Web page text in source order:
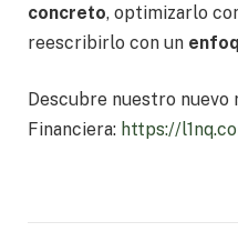
concreto, optimizarlo
reescribirlo con un
Descubre nuestro nuevo
Financiera: https://